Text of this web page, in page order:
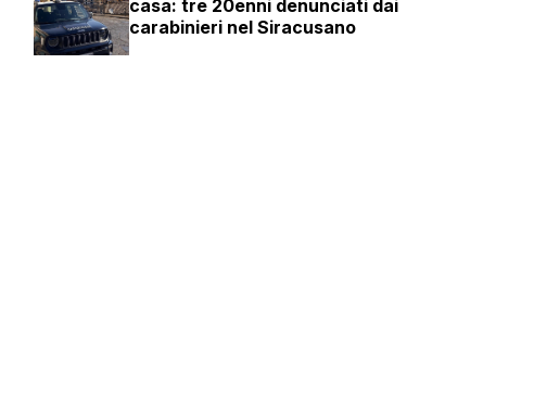
casa: tre 20enni denunciati dai
carabinieri nel Siracusano